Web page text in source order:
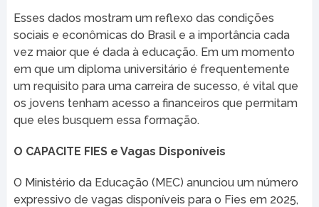
Esses dados mostram um reflexo das condições
sociais e econômicas do Brasil e a importância cada
vez maior que é dada à educação. Em um momento
em que um diploma universitário é frequentemente
um requisito para uma carreira de sucesso, é vital que
os jovens tenham acesso a financeiros que permitam
que eles busquem essa formação.
O CAPACITE FIES e Vagas Disponíveis
O Ministério da Educação (MEC) anunciou um número
expressivo de vagas disponíveis para o Fies em 2025,